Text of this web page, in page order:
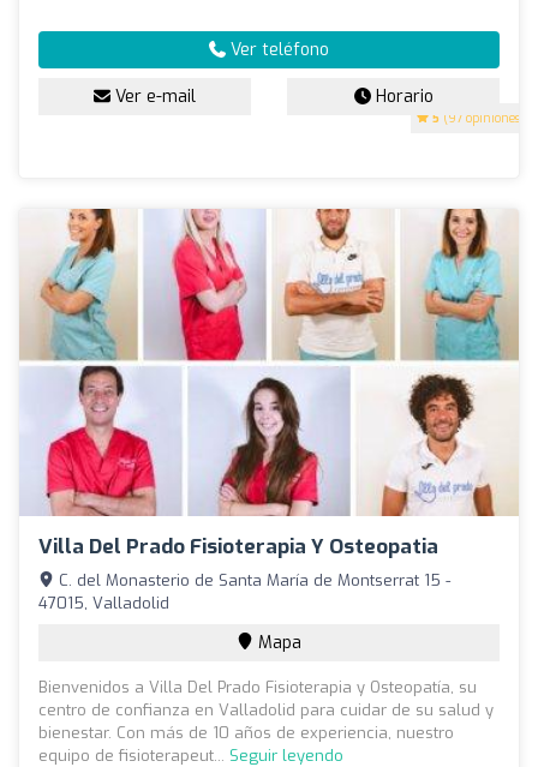
5 (97 opiniones)
Ver teléfono
Ver e-mail Horario
Villa Del Prado Fisioterapia Y Osteopatia
C. del Monasterio de Santa María de Montserrat 15 -
47015, Valladolid
Mapa
Bienvenidos a Villa Del Prado Fisioterapia y Osteopatía, su
centro de confianza en Valladolid para cuidar de su salud y
bienestar. Con más de 10 años de experiencia, nuestro
equipo de fisioterapeut... Seguir leyendo